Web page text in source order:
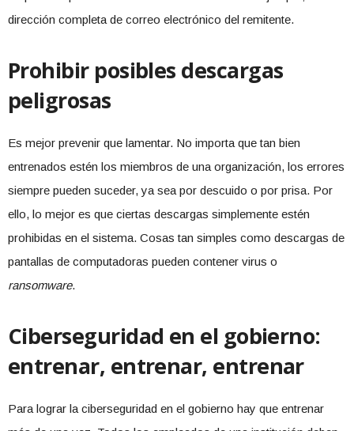
dirección completa de correo electrónico del remitente.
Prohibir posibles descargas
peligrosas
Es mejor prevenir que lamentar. No importa que tan bien
entrenados estén los miembros de una organización, los errores
siempre pueden suceder, ya sea por descuido o por prisa. Por
ello, lo mejor es que ciertas descargas simplemente estén
prohibidas en el sistema. Cosas tan simples como descargas de
pantallas de computadoras pueden contener virus o
ransomware.
Ciberseguridad en el gobierno:
entrenar, entrenar, entrenar
Para lograr la ciberseguridad en el gobierno hay que entrenar